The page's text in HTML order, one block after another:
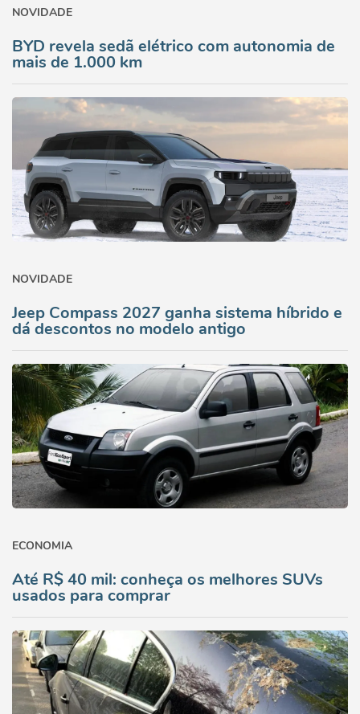
NOVIDADE
BYD revela sedã elétrico com autonomia de
mais de 1.000 km
NOVIDADE
Jeep Compass 2027 ganha sistema híbrido e
dá descontos no modelo antigo
ECONOMIA
Até R$ 40 mil: conheça os melhores SUVs
usados para comprar